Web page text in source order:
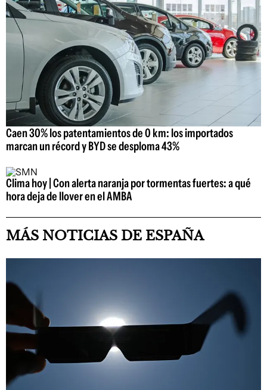
Caen 30% los patentamientos de 0 km: los importados
marcan un récord y BYD se desploma 43%
Clima hoy | Con alerta naranja por tormentas fuertes: a qué
hora deja de llover en el AMBA
MÁS NOTICIAS DE ESPAÑA